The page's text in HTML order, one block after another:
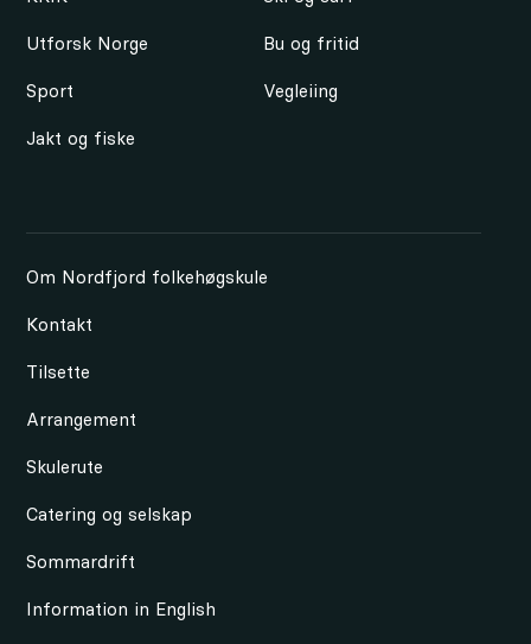
Utforsk Norge
Sport
Jakt og fiske
Bu og fritid
Vegleiing
Om Nordfjord folkehøgskule
Kontakt
Tilsette
Arrangement
Skulerute
Catering og selskap
Sommardrift
Information in English